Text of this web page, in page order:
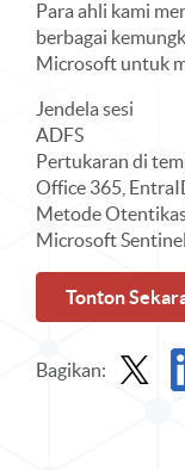
Para ahli kami
berbagai
Microsoft untuk
Jendela sesi
ADFS
Pertukaran di
Office 365,
Metode
Microsoft Sentinel
Tonton
Bagikan: